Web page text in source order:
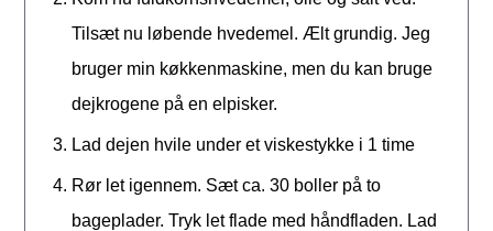
Tilsæt nu løbende hvedemel. Ælt grundig. Jeg
bruger min køkkenmaskine, men du kan bruge
dejkrogene på en elpisker.
Lad dejen hvile under et viskestykke i 1 time
Rør let igennem. Sæt ca. 30 boller på to
bageplader. Tryk let flade med håndfladen. Lad